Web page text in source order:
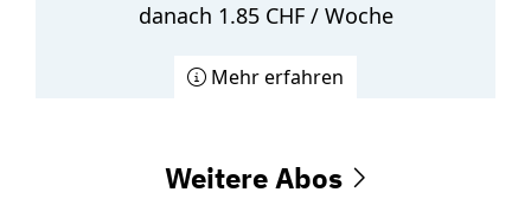
danach 1.85 CHF / Woche
Mehr erfahren
Weitere Abos